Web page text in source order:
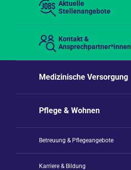
Aktuelle
Stellenangebote
Kontakt &
Ansprechpartner*innen
Medizinische Versorgung
Pflege & Wohnen
Betreuung & Pflegeangebote
Karriere & Bildung